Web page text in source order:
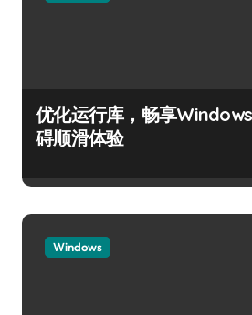
优化运行库，畅享
碍顺滑体验
Windows